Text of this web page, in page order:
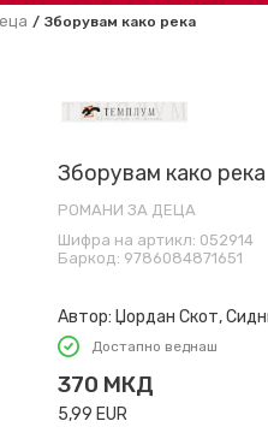
Зборувам како река
Зборувам како река
РОМАНИ ЗА ДЕЦА
Шифра на артикл: 052914
Баркод: 9786084871651
Автор: Џордан Скот,
Достапно веднаш
370 МКД
5,99 EUR